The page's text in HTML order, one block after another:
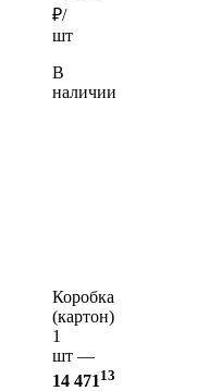
₽/
шт
В
наличии
Коробка
(картон)
1
шт —
14 471 13